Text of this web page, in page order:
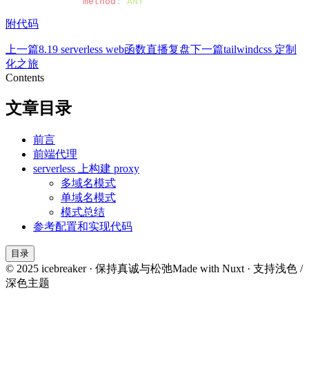
附代码
上一篇8.19 serverless web函数直播复盘下一篇tailwindcss 定制
化之旅
Contents
文章目录
前言
前端代理
serverless 上构建 proxy
多域名模式
单域名模式
模式总结
参考配置和实现代码
目录
© 2025 icebreaker · 保持真诚与松弛Made with Nuxt · 支持浅色 /
深色主题